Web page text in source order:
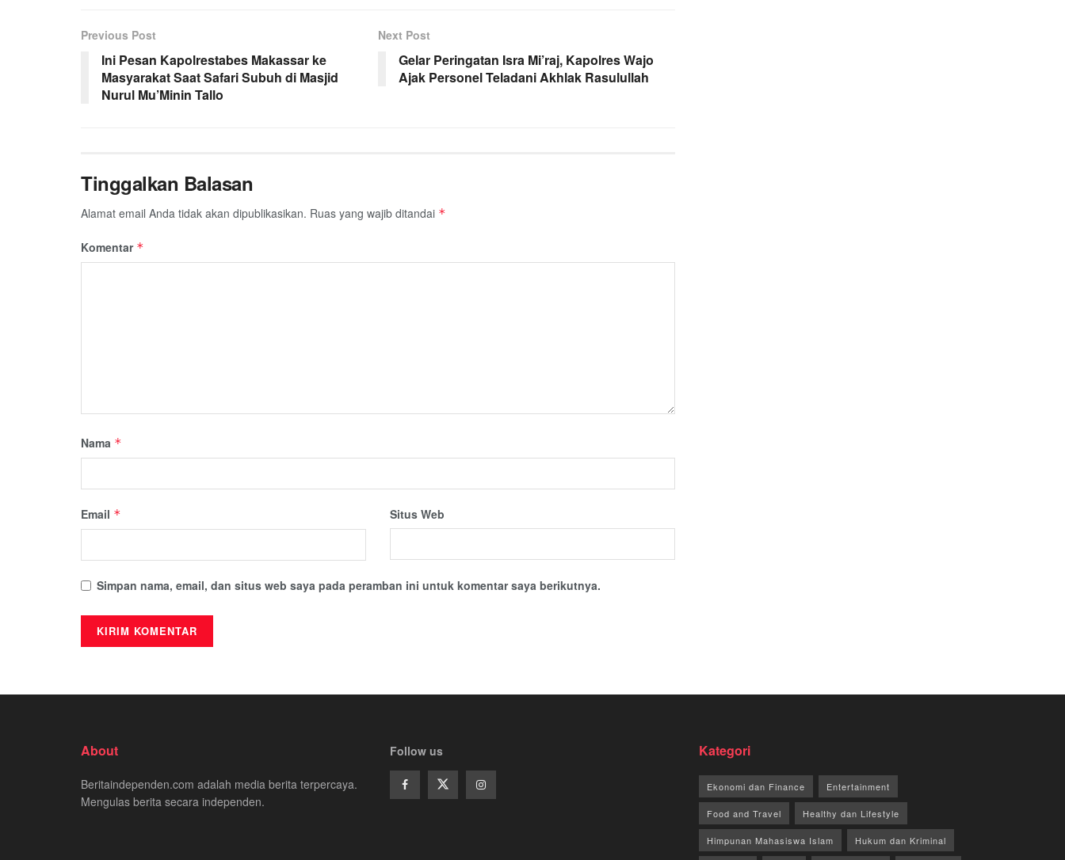
Previous Post
Ini Pesan Kapolrestabes Makassar ke
Masyarakat Saat Safari Subuh di Masjid
Nurul Mu’Minin Tallo
Next Post
Gelar Peringatan Isra Mi’raj, Kapolres Wajo
Ajak Personel Teladani Akhlak Rasulullah
Tinggalkan Balasan
Alamat email Anda tidak akan dipublikasikan. Ruas yang wajib ditandai *
Komentar *
Nama *
Email * Situs Web
Simpan nama, email, dan situs web saya pada peramban ini untuk komentar saya berikutnya.
About
Beritaindependen.com adalah media berita terpercaya.
Mengulas berita secara independen.
Follow us Kategori
Ekonomi dan Finance Entertainment
Food and Travel Healthy dan Lifestyle
Himpunan Mahasiswa Islam Hukum dan Kriminal